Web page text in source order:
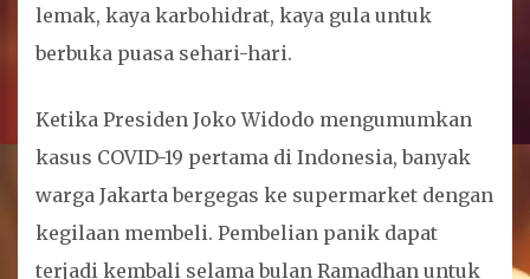
lemak, kaya karbohidrat, kaya gula untuk
berbuka puasa sehari-hari.
Ketika Presiden Joko Widodo mengumumkan
kasus COVID-19 pertama di Indonesia, banyak
warga Jakarta bergegas ke supermarket dengan
kegilaan membeli. Pembelian panik dapat
terjadi kembali selama bulan Ramadhan untuk